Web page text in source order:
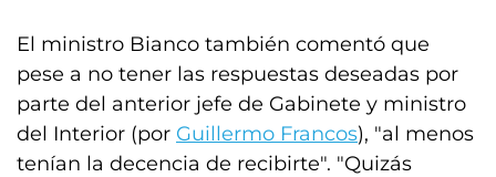
El ministro Bianco también comentó que
pese a no tener las respuestas deseadas por
parte del anterior jefe de Gabinete y ministro
del Interior (por Guillermo Francos), "al menos
tenían la decencia de recibirte". "Quizás